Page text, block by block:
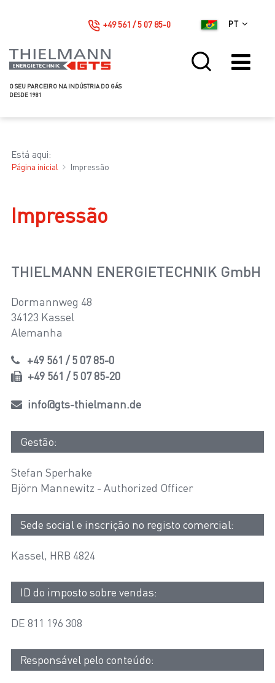
O SEU PARCEIRO NA INDÚSTRIA DO GÁS
DESDE 1981
PT
+49 561 / 5 07 85-0
Está aqui:
Página inicial Impressão
Impressão
THIELMANN ENERGIETECHNIK GmbH
Dormannweg 48
34123 Kassel
Alemanha
+49 561 / 5 07 85-0
+49 561 / 5 07 85-20
info@gts-thielmann.de
Gestão:
Stefan Sperhake
Björn Mannewitz - Authorized Officer
Sede social e inscrição no registo comercial:
Kassel, HRB 4824
ID do imposto sobre vendas:
DE 811 196 308
Responsável pelo conteúdo: